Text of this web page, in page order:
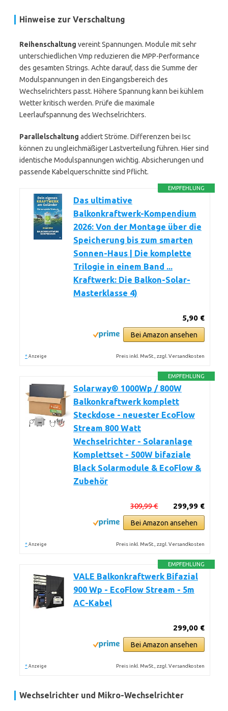
Hinweise zur Verschaltung
Reihenschaltung vereint Spannungen. Module mit sehr
unterschiedlichen Vmp reduzieren die MPP-Performance
des gesamten Strings. Achte darauf, dass die Summe der
Modulspannungen in den Eingangsbereich des
Wechselrichters passt. Höhere Spannung kann bei kühlem
Wetter kritisch werden. Prüfe die maximale
Leerlaufspannung des Wechselrichters.
Parallelschaltung addiert Ströme. Differenzen bei Isc
können zu ungleichmäßiger Lastverteilung führen. Hier sind
identische Modulspannungen wichtig. Absicherungen und
passende Kabelquerschnitte sind Pflicht.
EMPFEHLUNG
Das ultimative
Balkonkraftwerk-Kompendium
2026: Von der Montage über die
Speicherung bis zum smarten
Sonnen-Haus | Die komplette
Trilogie in einem Band ...
Kraftwerk: Die Balkon-Solar-
Masterklasse 4)
5,90 €
Bei Amazon ansehen
* Anzeige Preis inkl. MwSt., zzgl. Versandkosten
EMPFEHLUNG
Solarway® 1000Wp / 800W
Balkonkraftwerk komplett
Steckdose - neuester EcoFlow
Stream 800 Watt
Wechselrichter - Solaranlage
Komplettset - 500W bifaziale
Black Solarmodule & EcoFlow &
Zubehör
299,99 €
309,99 €
Bei Amazon ansehen
* Anzeige Preis inkl. MwSt., zzgl. Versandkosten
EMPFEHLUNG
VALE Balkonkraftwerk Bifazial
900 Wp - EcoFlow Stream - 5m
AC-Kabel
299,00 €
Bei Amazon ansehen
* Anzeige Preis inkl. MwSt., zzgl. Versandkosten
Wechselrichter und Mikro-Wechselrichter